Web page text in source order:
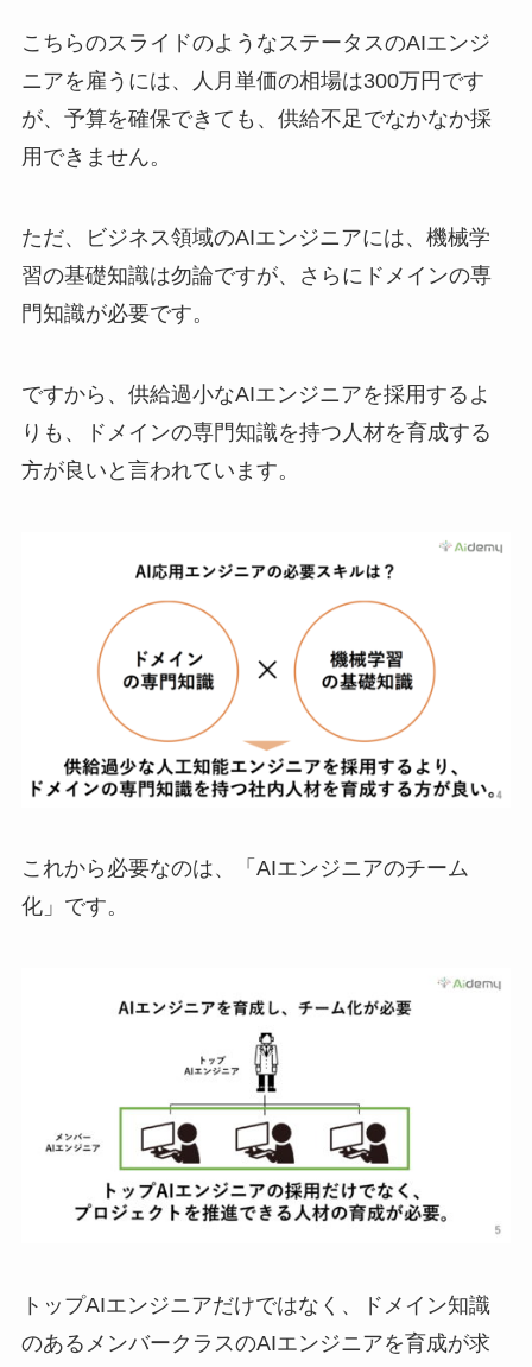
こちらのスライドのようなステータスのAIエンジ
ニアを雇うには、人月単価の相場は300万円です
が、予算を確保できても、供給不足でなかなか採
用できません。
ただ、ビジネス領域のAIエンジニアには、機械学
習の基礎知識は勿論ですが、さらにドメインの専
門知識が必要です。
ですから、供給過小なAIエンジニアを採用するよ
りも、ドメインの専門知識を持つ人材を育成する
方が良いと言われています。
これから必要なのは、「AIエンジニアのチーム
化」です。
トップAIエンジニアだけではなく、ドメイン知識
のあるメンバークラスのAIエンジニアを育成が求